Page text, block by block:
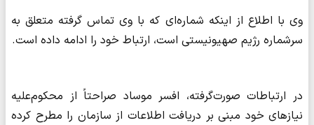
وی با اطلاع از اینکه شماره‌ای که با وی تماس گرفته متعلق به
سرشماره رژیم صهیونیستی است، ارتباط خود را ادامه داده است.
در ارتباطات صورت‌گرفته، افسر موساد صراحتاً از محکوم‌علیه
نیازهای خود مبنی بر دریافت اطلاعات از سازمان را مطرح کرده